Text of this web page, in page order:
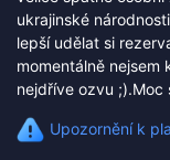
ukrajinské
lepší udělat si
momentálně nejsem
nejdříve ozvu ;).Moc
Upozornění k